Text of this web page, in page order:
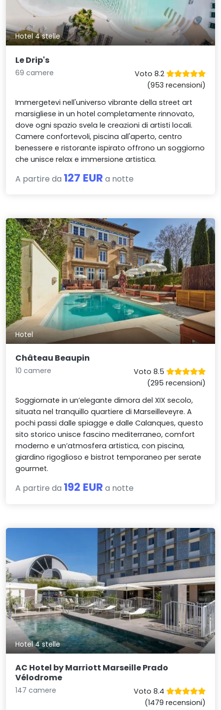
Hotel 4 stelle
Le Drip's
69 camere
Voto 8.2
(953 recensioni)
Immergetevi nell'universo vibrante della street art
marsigliese in un hotel completamente rinnovato,
dove ogni spazio svela le creazioni di artisti locali.
Camere confortevoli, piscina all'aperto, centro
benessere e ristorante ispirato offrono un soggiorno
che unisce relax e immersione artistica.
A partire da 127 EUR a notte
Hotel
Château Beaupin
10 camere
Voto 8.5
(295 recensioni)
Soggiornate in un’elegante dimora del XIX secolo,
situata nel tranquillo quartiere di Marseilleveyre. A
pochi passi dalle spiagge e dalle Calanques, questo
sito storico unisce fascino mediterraneo, comfort
moderno e un’atmosfera artistica, con piscina,
giardino rigoglioso e bistrot temporaneo per serate
gourmet.
A partire da 192 EUR a notte
Hotel 4 stelle
AC Hotel by Marriott Marseille Prado
Vélodrome
147 camere
Voto 8.4
(1479 recensioni)